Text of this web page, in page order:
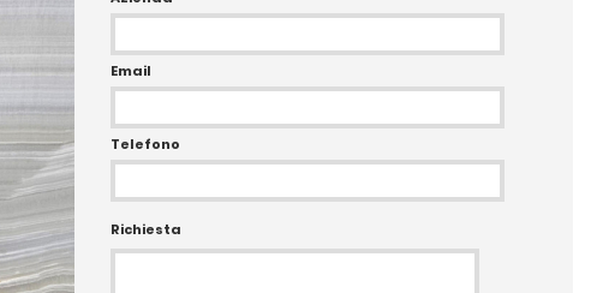
Email
Telefono
Richiesta